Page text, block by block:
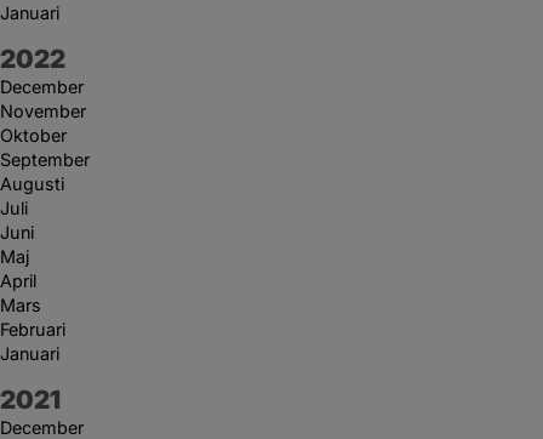
Januari
År:
2022
December
November
Oktober
September
Augusti
Juli
Juni
Maj
April
Mars
Februari
Januari
År:
2021
December